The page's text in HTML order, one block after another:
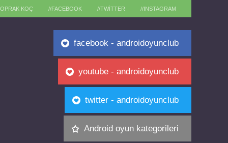
KOÇ //FACEBOOK //TWITTER //INSTAGRAM
facebook - androidoyunclub
youtube - androidoyunclub
twitter - androidoyunclub
Android oyun kategorileri